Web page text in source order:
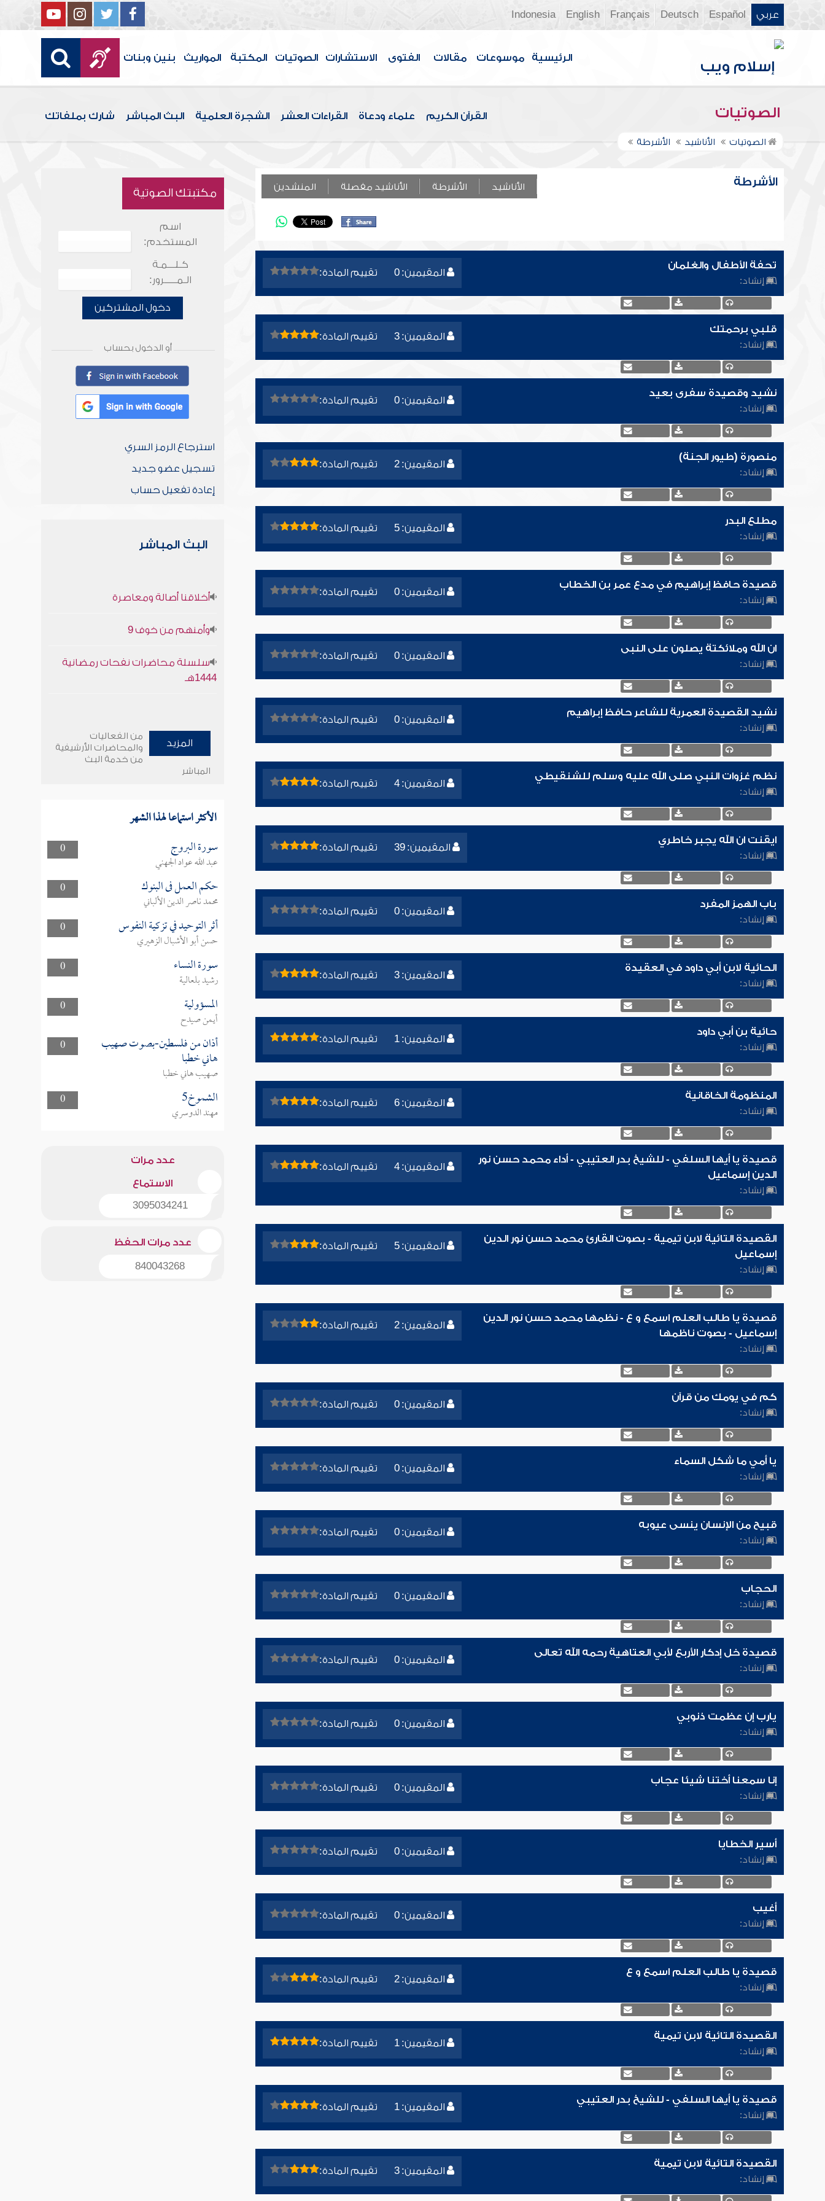
عربي Español
Deutsch
Français
English
Indonesia
الرئيسية موسوعات مقالات الفتوى الاستشارات الصوتيات المكتبة المواريث بنين وبنات
الصوتيات القرآن الكريم علماء ودعاة القراءات العشر الشجرة العلمية البث المباشر شارك بملفاتك
الصوتيات الأناشيد الأشرطة
الأشرطة الأناشيد الأشرطة الأناشيد مفصلة المنشدين
المقيمين: 0 تقييم المادة:
تحفة الأطفال والغلمان
إنشاد:
المقيمين: 3 تقييم المادة:
قلبي برحمتك
إنشاد:
المقيمين: 0 تقييم المادة:
نشيد وقصيدة سفرى بعيد
إنشاد:
المقيمين: 2 تقييم المادة:
منصورة (طيور الجنة)
إنشاد:
المقيمين: 5 تقييم المادة:
مطلع البدر
إنشاد:
المقيمين: 0 تقييم المادة:
قصيدة حافظ إبراهيم في مدع عمر بن الخطاب
إنشاد:
المقيمين: 0 تقييم المادة:
ان الله وملائكتة يصلون على النبى
إنشاد:
المقيمين: 0 تقييم المادة:
نشيد القصيدة العمرية للشاعر حافظ إبراهيم
إنشاد:
المقيمين: 4 تقييم المادة:
نظم غزوات النبي صلى الله عليه وسلم للشنقيطي
إنشاد:
المقيمين: 39 تقييم المادة:
ايقنت ان الله يجبر خاطري
إنشاد:
المقيمين: 0 تقييم المادة:
باب الهمز المفرد
إنشاد:
المقيمين: 3 تقييم المادة:
الحائية لابن أبي داود في العقيدة
إنشاد:
المقيمين: 1 تقييم المادة:
حائية بن أبي داود
إنشاد:
المقيمين: 6 تقييم المادة:
المنظومة الخاقانية
إنشاد:
المقيمين: 4 تقييم المادة:
قصيدة يا أيها السلفي - للشيخ بدر العتيبي - أداء محمد حسن نور
الدين إسماعيل
إنشاد:
المقيمين: 5 تقييم المادة:
القصيدة التائية لابن تيمية - بصوت القارئ محمد حسن نور الدين
إسماعيل
إنشاد:
المقيمين: 2 تقييم المادة:
قصيدة يا طالب العلم اسمع و ع - نظمها محمد حسن نور الدين
إسماعيل - بصوت ناظمها
إنشاد:
المقيمين: 0 تقييم المادة:
كم في يومك من قرآن
إنشاد:
المقيمين: 0 تقييم المادة:
يا أمي ما شكل السماء
إنشاد:
المقيمين: 0 تقييم المادة:
قبيح من الإنسان ينسى عيوبه
إنشاد:
المقيمين: 0 تقييم المادة:
الحجاب
إنشاد:
المقيمين: 0 تقييم المادة:
قصيدة خل إدكار الأربع لأبي العتاهية رحمه الله تعالى
إنشاد:
المقيمين: 0 تقييم المادة:
يارب إن عظمت ذنوبي
إنشاد:
المقيمين: 0 تقييم المادة:
إنا سمعنا أختنا شيئا عجاب
إنشاد:
المقيمين: 0 تقييم المادة:
أسير الخطايا
إنشاد:
المقيمين: 0 تقييم المادة:
أغيب
إنشاد:
المقيمين: 2 تقييم المادة:
قصيدة يا طالب العلم اسمع و ع
إنشاد:
المقيمين: 1 تقييم المادة:
القصيدة التائية لابن تيمية
إنشاد:
المقيمين: 1 تقييم المادة:
قصيدة يا أيها السلفي - للشيخ بدر العتيبي
إنشاد:
المقيمين: 3 تقييم المادة:
القصيدة التائية لابن تيمية
إنشاد:
مكتبتك الصوتية
اسم
المستخدم:
كـلـــمـة
الـمـــــرور:
دخول المشتركين
أو الدخول بحساب
استرجاع الرمز السري
تسجيل عضو جديد
إعادة تفعيل حساب
البث المباشر
أخلاقنا أصالة ومعاصرة
وأمنهم من خوف 9
سلسلة محاضرات نفحات رمضانية
1444هـ
المزيد
من الفعاليات
والمحاضرات الأرشيفية
من خدمة البث
المباشر
الأكثر استماعا لهذا الشهر
0 سورة البروج
عبد الله عواد الجهني
0
حكم العمل فى البنوك
محمد ناصر الدين الألباني
0
أثر التوحيد في تزكية النفوس
حسن أبو الأشبال الزهيري
0
سورة النساء
رشيد بلعالية
0
المسؤولية
أيمن صيدح
0
أذان من فلسطين-بصوت صهيب
هاني خطبا
صهيب هاني خطبا
0
الشموخ5
مهند الدوسري
عدد مرات
الاستماع
3095034241
عدد مرات الحفظ
840043268